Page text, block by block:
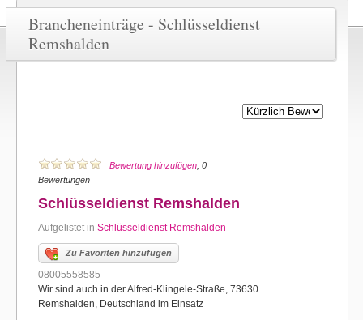
Brancheneinträge - Schlüsseldienst
Remshalden
Bewertung hinzufügen , 0
Bewertungen
Schlüsseldienst Remshalden
Aufgelistet in Schlüsseldienst Remshalden
Zu Favoriten hinzufügen
08005558585
Wir sind auch in der Alfred-Klingele-Straße, 73630
Remshalden, Deutschland im Einsatz